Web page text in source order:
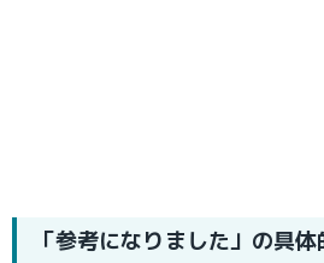
「参考になりました」の具